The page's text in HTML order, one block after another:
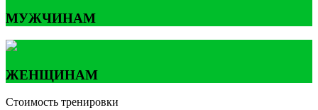
МУЖЧИНАМ
ЖЕНЩИНАМ
Стоимость тренировки